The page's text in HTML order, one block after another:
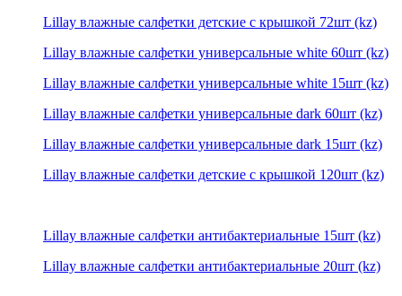
Lillay влажные салфетки детские с крышкой 72шт (kz)
Lillay влажные салфетки универсальные white 60шт (kz)
Lillay влажные салфетки универсальные white 15шт (kz)
Lillay влажные салфетки универсальные dark 60шт (kz)
Lillay влажные салфетки универсальные dark 15шт (kz)
Lillay влажные салфетки детские с крышкой 120шт (kz)
Lillay влажные салфетки антибактериальные 15шт (kz)
Lillay влажные салфетки антибактериальные 20шт (kz)